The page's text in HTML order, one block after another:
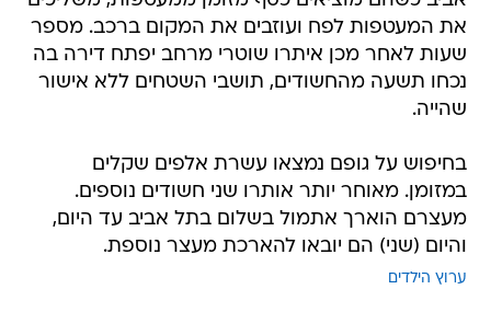
את המעטפות לפח ועוזבים את המקום ברכב. מספר
שעות לאחר מכן איתרו שוטרי מרחב יפתח דירה בה
נכחו תשעה מהחשודים, תושבי השטחים ללא אישור
שהייה.
בחיפוש על גופם נמצאו עשרת אלפים שקלים
במזומן. מאוחר יותר אותרו שני חשודים נוספים.
מעצרם הוארך אתמול בשלום בתל אביב עד היום,
והיום (שני) הם יובאו להארכת מעצר נוספת.
ערוץ הילדים